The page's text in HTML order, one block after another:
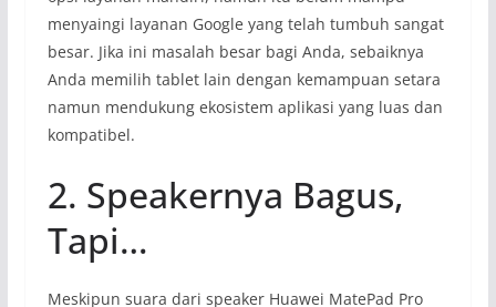
menyaingi layanan Google yang telah tumbuh sangat
besar. Jika ini masalah besar bagi Anda, sebaiknya
Anda memilih tablet lain dengan kemampuan setara
namun mendukung ekosistem aplikasi yang luas dan
kompatibel.
2. Speakernya Bagus,
Tapi…
Meskipun suara dari speaker Huawei MatePad Pro